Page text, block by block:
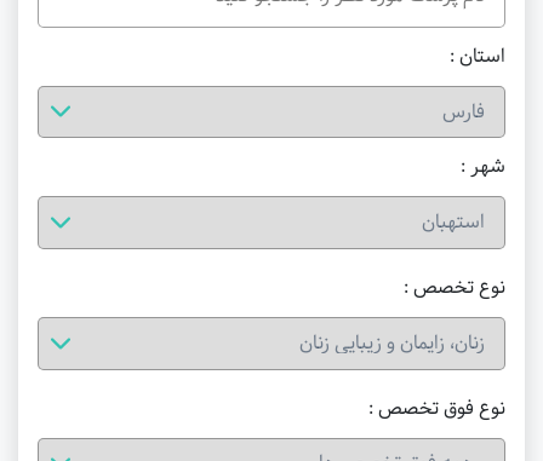
استان :
شهر :
نوع تخصص :
نوع فوق تخصص :